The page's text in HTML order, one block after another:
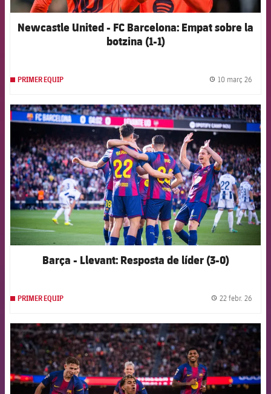
Newcastle United - FC Barcelona: Empat sobre la
botzina (1-1)
PRIMER EQUIP 10 març 26
FCB Barcelona badge
Barça - Llevant: Resposta de líder (3-0)
PRIMER EQUIP 22 febr. 26
FCB Barcelona badge